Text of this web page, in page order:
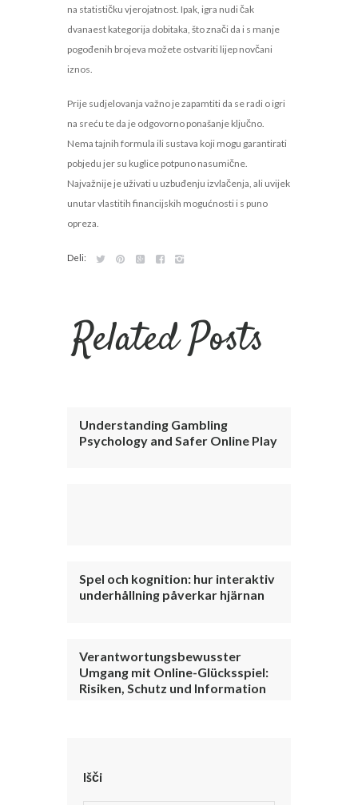
na statističku vjerojatnost. Ipak, igra nudi čak
dvanaest kategorija dobitaka, što znači da i s manje
pogođenih brojeva možete ostvariti lijep novčani
iznos.
Prije sudjelovanja važno je zapamtiti da se radi o igri
na sreću te da je odgovorno ponašanje ključno.
Nema tajnih formula ili sustava koji mogu garantirati
pobjedu jer su kuglice potpuno nasumične.
Najvažnije je uživati u uzbuđenju izvlačenja, ali uvijek
unutar vlastitih financijskih mogućnosti i s puno
opreza.
Deli:
Related Posts
Understanding Gambling
Psychology and Safer Online Play
Spel och kognition: hur interaktiv
underhållning påverkar hjärnan
Verantwortungsbewusster
Umgang mit Online-Glücksspiel:
Risiken, Schutz und Information
Išči